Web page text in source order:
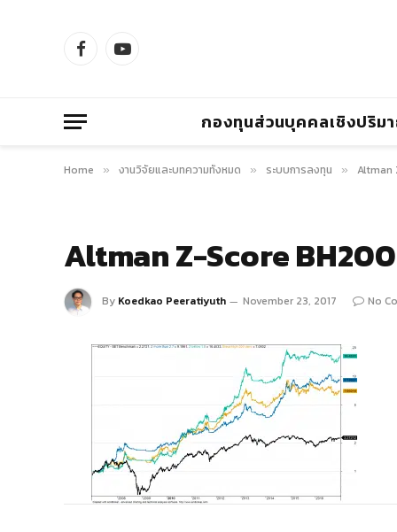
FacebookYouTube
กองทุนส่วนบุคคลเชิงปริม
Home » งานวิจัยและบทความทั้งหมด » ระบบการลงทุน » Altman
Altman Z-Score
By Koedkao Peeratiyuth November 23, 2017 No